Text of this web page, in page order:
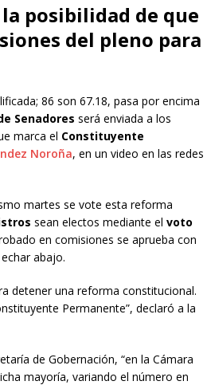
posibilidad de que
del pleno para
86 son 67.18, pasa por encima
Senadores será enviada a los
marca el Constituyente
Noroña, en un video en las redes
martes se vote esta reforma
sean electos mediante el voto
en comisiones se aprueba con
abajo.
detener una reforma constitucional.
Permanente”, declaró a la
de Gobernación, “en la Cámara
mayoría, variando el número en